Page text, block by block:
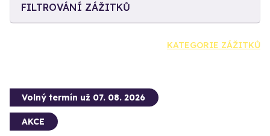
FILTROVÁNÍ ZÁŽITKŮ
KATEGORIE ZÁŽITKŮ
Volný termín už 07. 08. 2026
AKCE